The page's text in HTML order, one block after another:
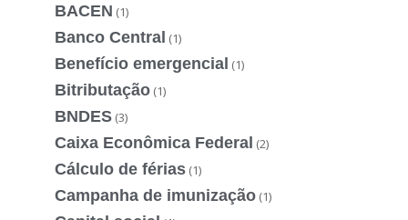
BACEN (1)
Banco Central (1)
Benefício emergencial (1)
Bitributação (1)
BNDES (3)
Caixa Econômica Federal (2)
Cálculo de férias (1)
Campanha de imunização (1)